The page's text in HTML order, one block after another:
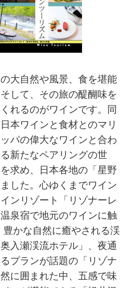
大自然や風景、食を堪能
して、その旅の醍醐味を
れるのがワインです。同
本ワインと食材とのマリ
パの偉大なワインと合わ
新たなペアリングの世
求め、日本各地の「星野
した。心ゆくまでワイン
ンリゾート「リゾナーレ
泉宿で地元のワインに触
かな自然に癒やされる渓
入瀬渓流ホテル」、夜通
プランが話題の「リゾナ
に囲まれた中、五感で味